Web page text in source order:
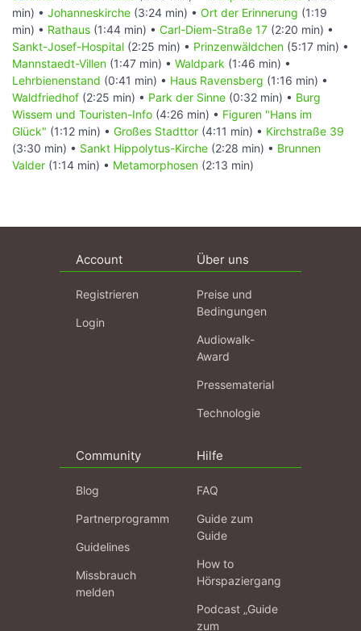
min) • Johanneskirche (3:24 min) • Ort der Erinnerung (1:19
min) • Rathaus (1:44 min) • Carl-Diem-Straße 17 (2:20 min) •
Sankt-Josef-Hospital (2:25 min) • Prinzenwäldchen (5:17 min) •
Mannstaedt-Villen (1:47 min) • Waldpark (1:46 min) •
Lehrbienenstand (0:41 min) • Haus Ravensberg (1:16 min) •
Waldfriedhof (2:25 min) • Park der Sinne (0:32 min) • Burg
Wissem und Touristen-Info (4:26 min) • Figuren "Hans im
Glück" (1:12 min) • Großes Stadttor (4:11 min) • Kirchstraße 39
(3:30 min) • Sankt Hippolytus-Kirche (2:28 min) • Brunnen
Valder (1:14 min) • Metamorphosen (2:13 min)
Account
Registrieren
Login
Über uns
Preise und
Bedingungen
Audiowalk-
Award
Pressematerial
Technologie
Community
Blog
Partnerprogramm
Guidelines
Missbrauch
melden
Hilfe
FAQ
Guide zum
Guide
How to
Hörspaziergang
Podcast „Guide
zum